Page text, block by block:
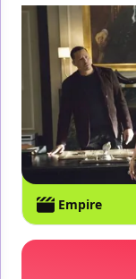
Empire